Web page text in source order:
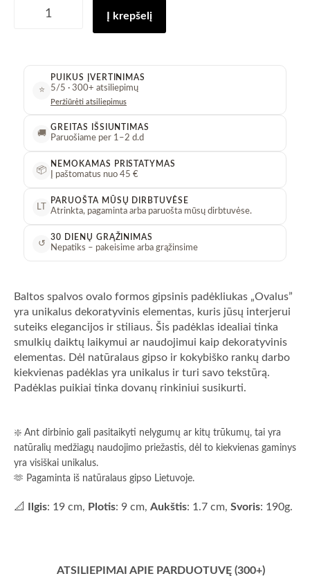
Padėkliukas
Į krepšelį
⭐
PUIKUS ĮVERTINIMAS
5/5 · 300+ atsiliepimų
Peržiūrėti atsiliepimus
🚚
GREITAS IŠSIUNTIMAS
Paruošiame per 1–2 d.d
📦
NEMOKAMAS PRISTATYMAS
Į paštomatus nuo 45 €
PARUOŠTA MŪSŲ DIRBTUVĖSE
Atrinkta, pagaminta arba paruošta mūsų dirbtuvėse.
↺
30 DIENŲ GRĄŽINIMAS
Nepatiks – pakeisime arba grąžinsime
Baltos spalvos ovalo formos gipsinis padėkliukas „Ovalus”
yra unikalus dekoratyvinis elementas, kuris jūsų interjerui
suteiks elegancijos ir stiliaus. Šis padėklas idealiai tinka
smulkių daiktų laikymui ar naudojimui kaip dekoratyvinis
elementas. Dėl natūralaus gipso ir kokybiško rankų darbo
kiekvienas padėklas yra unikalus ir turi savo tekstūrą.
Padėklas puikiai tinka dovanų rinkiniui susikurti.
❇️ Ant dirbinio gali pasitaikyti nelygumų ar kitų trūkumų, tai yra
natūralių medžiagų naudojimo priežastis, dėl to kiekvienas gaminys
yra visiškai unikalus.
🫶 Pagaminta iš natūralaus gipso Lietuvoje.
📐 Ilgis: 19 cm, Plotis: 9 cm, Aukštis: 1.7 cm, Svoris: 190g.
ATSILIEPIMAI APIE PARDUOTUVĘ (300+)